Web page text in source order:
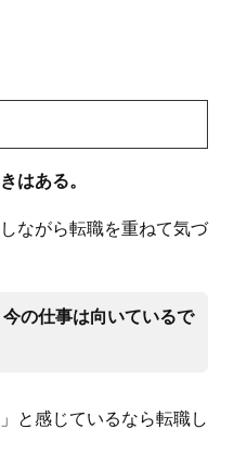
はある。
ながら転職を重ねて気づ
の仕事は向いているで
と感じているなら転職し